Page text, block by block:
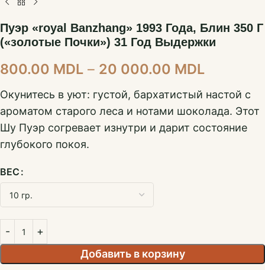
Пуэр «royal Banzhang» 1993 Года, Блин 350 Г
(«золотые Почки») 31 Год Выдержки
800.00 MDL – 20 000.00 MDL
Окунитесь в уют: густой, бархатистый настой с
ароматом старого леса и нотами шоколада. Этот
Шу Пуэр согревает изнутри и дарит состояние
глубокого покоя.
ВЕС
Добавить в корзину